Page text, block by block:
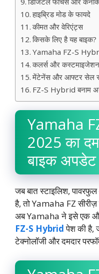
हाइब्रिड मोड के फायदे
कीमत और वेरिएंट्स
किसके लिए है यह बाइक?
Yamaha FZ-S
कलर्स और कस्टमाइजेशन
मेंटेनेंस और आफ्टर सेल
FZ-S Hybrid बनाम
Yamaha
2025 का
बाइक अपडेट
जब बात स्टाइलिश,
है, तो Yamaha FZ
अब Yamaha ने इसे एक
FZ-S Hybridपेश की है,
टेक्नोलॉजी और दमदार